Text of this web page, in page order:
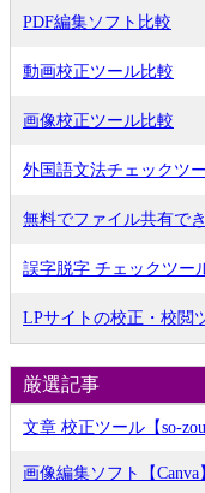
PDF編集ソフト比較
動画校正ツール比較
画像校正ツール比較
外国語文法チェックツ
無料でファイル共有で
誤字脱字 チェックツー
LPサイトの校正・校閲
厳選記事
文章 校正ツール【so-
画像編集ソフト【Canva